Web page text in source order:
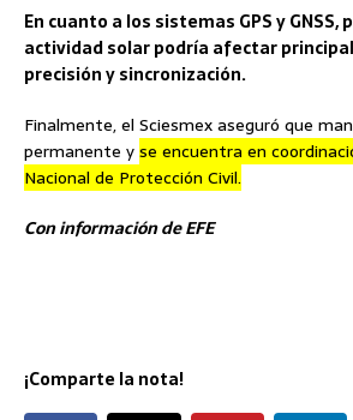
En cuanto a los sistemas GPS y
actividad solar podría afectar
precisión y sincronización.
Finalmente, el Sciesmex aseguró que
permanente yse encuentra en
Nacional de Protección Civil.
Con información de EFE
¡Comparte la nota!